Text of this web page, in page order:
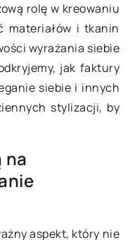
rolę w kreowaniu
materiałów i tkanin
wyrażania siebie
jak faktury
siebie i innych
stylizacji, by
na
aspekt, który nie